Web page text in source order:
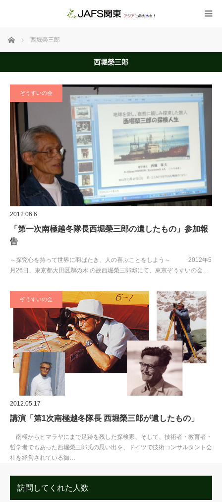
ホーム 西堀榮三郎
西堀榮三郎
ぞうすいの会
2012.06.6
「第一次南極越冬隊長西堀榮三郎の遺したもの」参加報
告
～探究心を持って世界に羽ばたき、人の喜ぶことをしよう～ 2012年5
月26日、東京都大田区鵜の木 の故西堀榮三郎邸にて、東京ぞうすいの会…
ぞうすいの会
2012.05.17
講演「第1次南極越冬隊長 西堀榮三郎が遺したもの」
南極からヒマラヤにまで足跡を残した探検家、そして、技術者・教育者・
哲学者でもあった西堀榮三郎氏の思い出を、ドイツで技術コンサルタント会
社を経営されている御…
訪問してくれた人数